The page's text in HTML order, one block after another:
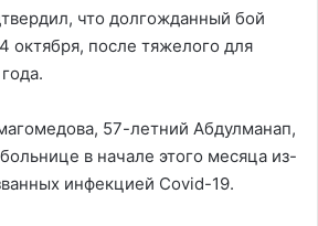
что долгожданный бой
октября, после тяжелого для
57-летний Абдулманап,
в начале этого месяца из-
инфекцией Covid-19.